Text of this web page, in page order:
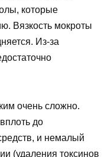
которые
Вязкость мокроты
Из-за
очень сложно.
до
и немалый
(удаления токсинов